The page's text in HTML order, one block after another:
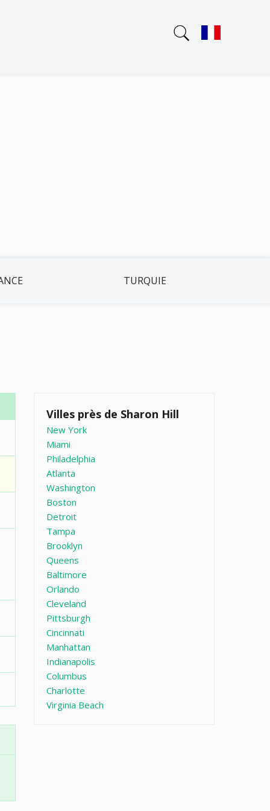
TURQUIE
Villes près de Sharon Hill
New York
Miami
Philadelphia
Atlanta
Washington
Boston
Detroit
Tampa
Brooklyn
Queens
Baltimore
Orlando
Cleveland
Pittsburgh
Cincinnati
Manhattan
Indianapolis
Columbus
Charlotte
Virginia Beach